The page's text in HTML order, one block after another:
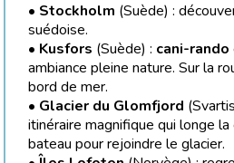
• Stockholm (Suède) :
suédoise.
• Kusfors (Suède) : cani-rando
ambiance pleine nature. Sur la
bord de mer.
• Glacier du Glomfjord
itinéraire magnifique qui longe
bateau pour rejoindre le glacier.